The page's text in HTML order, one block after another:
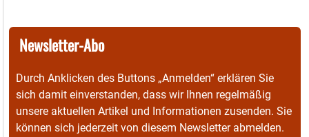
Newsletter-Abo
Durch Anklicken des Buttons „Anmelden“ erklären Sie
sich damit einverstanden, dass wir Ihnen regelmäßig
unsere aktuellen Artikel und Informationen zusenden. Sie
können sich jederzeit von diesem Newsletter abmelden.